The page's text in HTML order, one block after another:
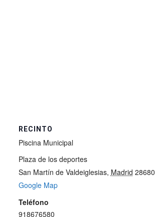
RECINTO
Piscina Municipal
Plaza de los deportes
San Martín de Valdeiglesias, Madrid 28680
Google Map
Teléfono
918676580